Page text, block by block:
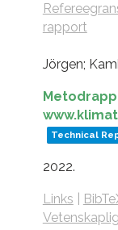
rapport
Jörgen;
Technical
2022.
Links